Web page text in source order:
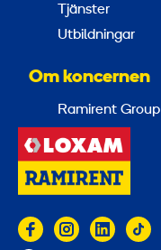
Tjänster
Utbildningar
Om koncernen
Ramirent Group